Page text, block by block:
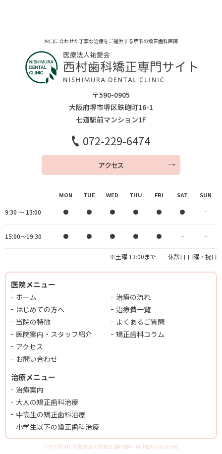
お口に合わせた丁寧な治療をご提供する堺市の矯正歯科医院
〒590-0905
大阪府堺市堺区鉄砲町16-1
七道駅前マンション1F
072-229-6474
アクセス
MON TUE WED THU FRI SAT SUN
※土曜 13:00まで 休診日 日曜・祝日
9:30 ～ 13:00 ● ● ● ● ● ● −
15:00～19:30 ● ● ● ● ● − −
医院メニュー
ホーム
はじめての方へ
当院の特徴
医院案内・スタッフ紹介
治療の流れ
治療費一覧
よくあるご質問
矯正歯科コラム
アクセス
お問い合わせ
治療メニュー
治療案内
大人の矯正歯科治療
中高生の矯正歯科治療
小学生以下の矯正歯科治療
COPYRIGHT © 医療法人祐愛会 西村歯科. All Rights Reserved